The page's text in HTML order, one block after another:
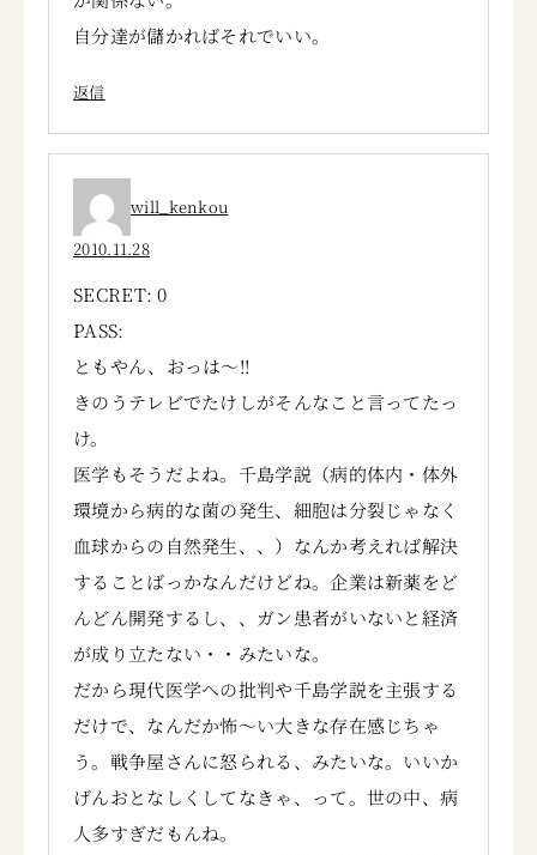
自分達が儲かればそれでいい。
返信
will_kenkou
2010.11.28
SECRET: 0
PASS:
ともやん、おっは～!!
きのうテレビでたけしがそんなこと言ってたっ
け。
医学もそうだよね。千島学説（病的体内・体外
環境から病的な菌の発生、細胞は分裂じゃなく
血球からの自然発生、、）なんか考えれば解決
することばっかなんだけどね。企業は新薬をど
んどん開発するし、、ガン患者がいないと経済
が成り立たない・・みたいな。
だから現代医学への批判や千島学説を主張する
だけで、なんだか怖～い大きな存在感じちゃ
う。戦争屋さんに怒られる、みたいな。いいか
げんおとなしくしてなきゃ、って。世の中、病
人多すぎだもんね。